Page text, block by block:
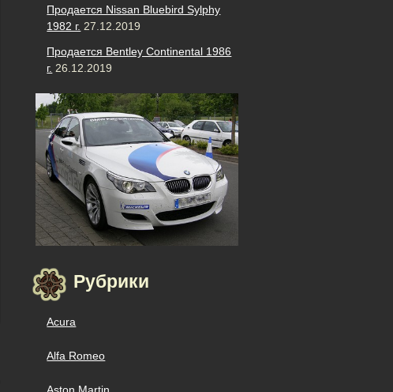
Продается Nissan Bluebird Sylphy
1982 г. 27.12.2019
Продается Bentley Continental 1986
г. 26.12.2019
Рубрики
Acura
Alfa Romeo
Aston Martin